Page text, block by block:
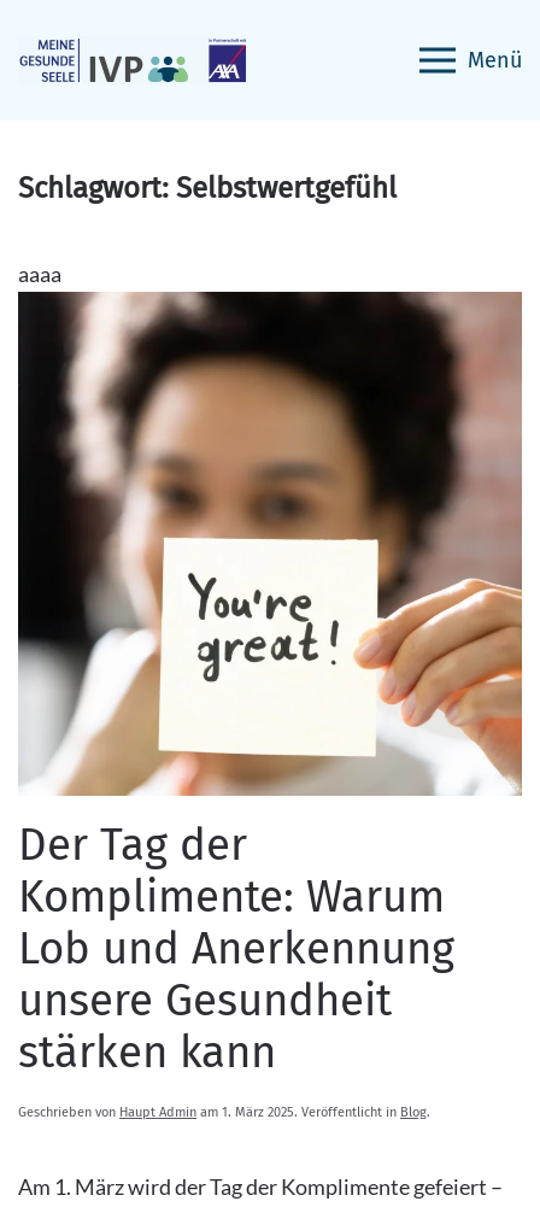
Menü
Schlagwort: Selbstwertgefühl
aaaa
Der Tag der
Komplimente: Warum
Lob und Anerkennung
unsere Gesundheit
stärken kann
Geschrieben von Haupt Admin am 1. März 2025. Veröffentlicht in Blog.
Am 1. März wird der Tag der Komplimente gefeiert –